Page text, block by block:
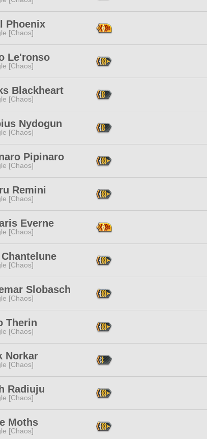
Phoenix
[Chaos]
Le'ronso
[Chaos]
Blackheart
[Chaos]
Nydogun
[Chaos]
Pipinaro
[Chaos]
Remini
[Chaos]
Everne
[Chaos]
[Chaos]
Slobasch
[Chaos]
Therin
[Chaos]
Norkar
[Chaos]
Radiuju
[Chaos]
Moths
[Chaos]